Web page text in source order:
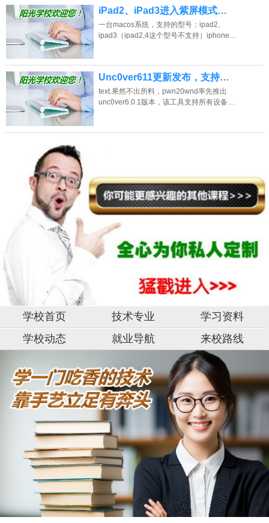
iPad2、iPad3进入紫屏模式…
一台macos系统，支持的型号：ipad2、
ipad3（ipad2,4这个型号不支持）iphone…
Unc0ver611更新发布，支持…
text.果然不出所料，pwn20wnd率先推出
unc0ver6.0.1版本，该工具支持所有设备…
学校首页 技术专业
学习资料
学校动态
就业导航 来校路线
湖
南
湖
南